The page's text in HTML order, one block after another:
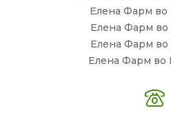
Елена Фарм во
Елена Фарм во
Елена Фарм во
Елена Фарм во